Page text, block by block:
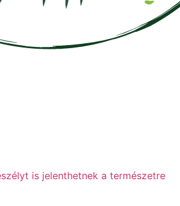
is jelenthetnek a természetre